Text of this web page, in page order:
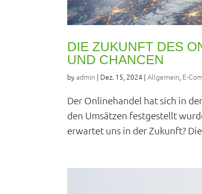
DIE ZUKUNFT DES
UND CHANCEN
byadmin | Dez. 15, 2024 |Allgemein E-
Der Onlinehandel hat sich in
den Umsätzen festgestellt
erwartet uns in der Zukunft?